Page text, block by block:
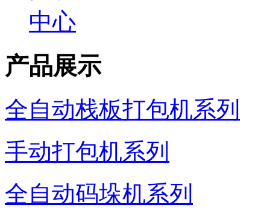
中心
产品展示
全自动栈板打包机系列
手动打包机系列
全自动码垛机系列